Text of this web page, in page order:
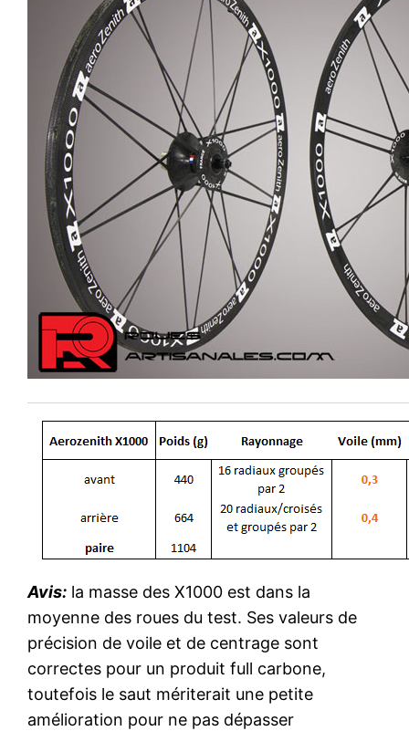
Avis: la masse des X1000 est dans la
moyenne des roues du test. Ses valeurs de
précision de voile et de centrage sont
correctes pour un produit full carbone,
toutefois le saut mériterait une petite
amélioration pour ne pas dépasser